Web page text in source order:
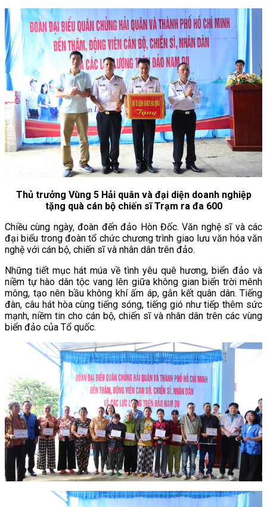
Thủ trưởng Vùng 5 Hải quân và đại diện doanh nghiệp
tặng quà cán bộ chiến sĩ Trạm ra đa 600
Chiều cùng ngày, đoàn đến đảo Hòn Đốc. Văn nghệ sĩ và các
đại biểu trong đoàn tổ chức chương trình giao lưu văn hóa văn
nghệ với cán bộ, chiến sĩ và nhân dân trên đảo.
Những tiết mục hát múa về tình yêu quê hương, biển đảo và
niềm tự hào dân tộc vang lên giữa không gian biển trời mênh
mông, tạo nên bầu không khí ấm áp, gắn kết quân dân. Tiếng
đàn, câu hát hòa cùng tiếng sóng, tiếng gió như tiếp thêm sức
mạnh, niềm tin cho cán bộ, chiến sĩ và nhân dân trên các vùng
biển đảo của Tổ quốc.